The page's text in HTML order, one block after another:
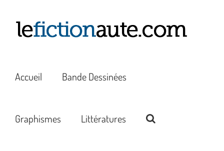
contenu
Accueil Bande Dessinées
Graphismes Littératures